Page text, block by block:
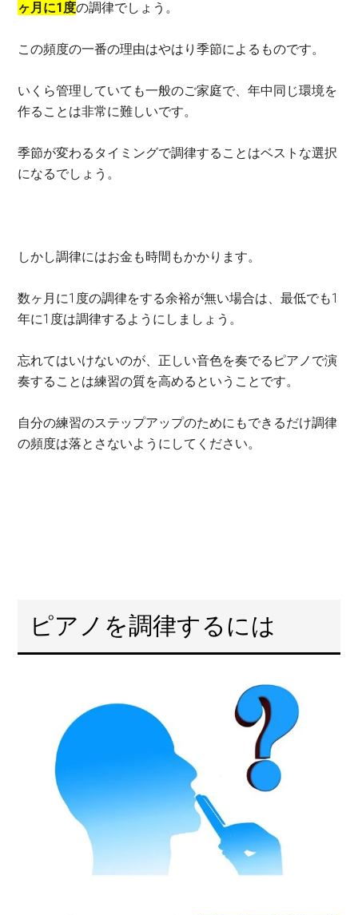
ヶ月に1度の調律でしょう。
この頻度の一番の理由はやはり季節によるものです。
いくら管理していても一般のご家庭で、年中同じ環境を
作ることは非常に難しいです。
季節が変わるタイミングで調律することはベストな選択
になるでしょう。
しかし調律にはお金も時間もかかります。
数ヶ月に1度の調律をする余裕が無い場合は、最低でも1
年に1度は調律するようにしましょう。
忘れてはいけないのが、正しい音色を奏でるピアノで演
奏することは練習の質を高めるということです。
自分の練習のステップアップのためにもできるだけ調律
の頻度は落とさないようにしてください。
ピアノを調律するには